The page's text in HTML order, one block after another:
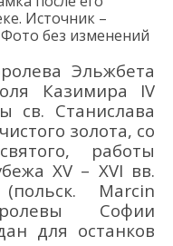
. Источник –
Фото без изменений
Эльжбета
Казимира IV
св. Станислава
золота, со
ятого, работы
XV – XVI вв.
Marcin
Софии
для останков